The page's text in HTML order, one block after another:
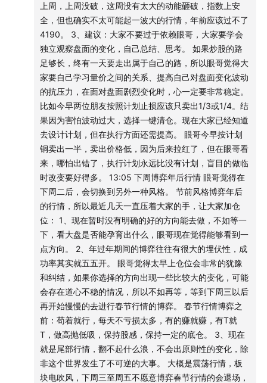
2、08：55
“如果你决定要走，就果断点，9点24就把单挂好
如果决定不走，就做好心理预期，要不上午就不要看了
做决策最怕犹犹豫豫，我昨天的计划就是昨晚美股修复我就
保持不动，美股继续杀我就先跑一部分
按照自己的决策来，做了预案执行就行了，不要那么多
我们的机制虽然呆板，但对于投资人的保护还是做的不错
的，起码你想跑，多数时候是让跑的”
3、09：47
“长飞50个点了，我卖了一半止盈，你们随意”
4、10：20
① 文字：“缩量太厉害了”
② 配图：红绿比3.4：1.8，较上一日缩量10%，两市成交
8961亿，上证指数4070
5、11：25
“别上头，别瞎追，要进只能技术位博弈，给点了可以进，没
有给一定稳住。
今天算是很给面子了，大家要知道感恩”
6、13：44
“那个手机又忘记带了，减了铜，减了光纤
加了石油，加了算力，加了铜附产品，楼层4.5”
上周，上周没破，这周没有太大的动能砸破，指数上安
全，但也确实不太可能起一波大的行情，年前应该过不了
4190。 3、建议：大家不要过于依赖眼哥，大家要学会
独立观察盘面的变化，自己总结、思考。 如果炒股的路
足够长，终有一天要走出属于自己的路，所以眼哥觉得大
家要自己学习量价之间的关系、提高自己对盘面变化波动
的抗压力，在面对盘面剧烈变化时，心一定要非常稳定。
比如今早两位朋友按照计划止损应该只卖出1/3或1/4。结
果因为害怕波动过大，选择一键清仓。现在大家已经知道
去设计计划，但在执行方面还需提高。 眼哥今早按计划
铜卖出一半，卖出价格低，因为后来拉红了，但在眼哥看
来，哪怕出错了，执行计划永远比没有计划，盲目的做临
时改变要好得多。 13:05 下周博弈年后行情 眼哥觉得在
下周二后，会切换到另外一种风格。 节前风格博弈年后
的行情，所以最近几天一直压着大家的手，让大家加仓
位： 1、现在暂时没有明确的好的方向能去做，不如等一
下，看大盘是否能孕育出什么，眼哥现在觉得能够看到一
点方向。 2、年过年期间的博弈往往有很大的埋伏性，成
功率其实就五五开。 眼哥觉得太早上仓位会非常的犹豫
和纠结，如果你选择的方向出现一些比较大的变化，可能
会存在道心不稳的情况，所以不如再等，等到下周三以后
再开始慢慢的去进行春节行情的博弈。 春节行情博弈之
前：苟着就行，每天不亏损太多，有的赚就赚，有T就
T，做高抛低吸，保持股感，保持一定的底仓。 3、现在
就是尾部行情，翻不起什么浪，不会出原则性的变化，除
非这个世界发生了不可逆的大事。 大概是震荡行情，板
块电吹风，下周三至周五不愿意博弈春节行情的会退场，